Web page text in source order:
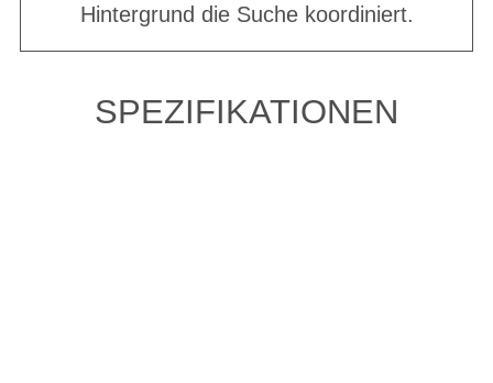
Hintergrund die Suche koordiniert.
SPEZIFIKATIONEN